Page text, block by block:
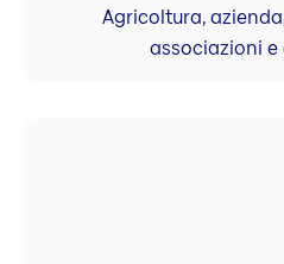
Agricoltura,
associazioni